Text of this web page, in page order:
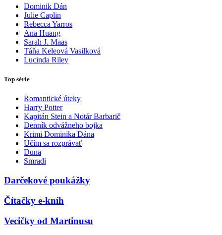
Dominik Dán
Julie Caplin
Rebecca Yarros
Ana Huang
Sarah J. Maas
Táňa Keleová Vasilková
Lucinda Riley
Top série
Romantické úteky
Harry Potter
Kapitán Stein a Notár Barbarič
Denník odvážneho bojka
Krimi Dominika Dána
Učím sa rozprávať
Duna
Smradi
Darčekové poukážky
Čítačky e-kníh
Vecičky od Martinusu